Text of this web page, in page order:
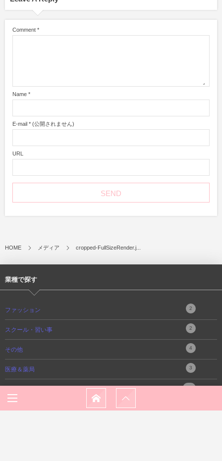
Comment *
Name *
E-mail * (公開されません)
URL
HOME メディア cropped-FullSizeRender.j...
業種で探す
ファッション 2
スクール・習い事 2
その他 4
医療＆薬局 3
10
美容